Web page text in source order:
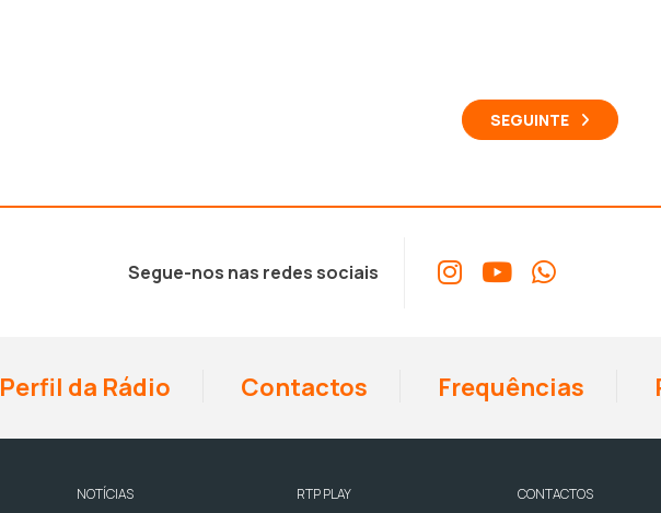
SEGUINTE
Segue-nos nas redes sociais
Perfil da Rádio Contactos Frequências
NOTÍCIAS
RTP PLAY
CONTACTOS